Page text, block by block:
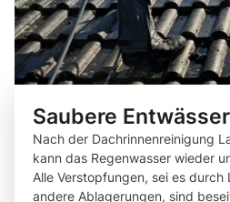
Saubere
Nach der Dachrinnenreinigung
kann das Regenwasser wieder
Alle Verstopfungen, sei es
andere Ablagerungen, sind